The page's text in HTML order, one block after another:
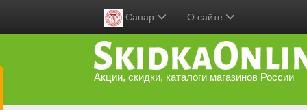
Санар О сайте
Акции, скидки, каталоги магазинов России